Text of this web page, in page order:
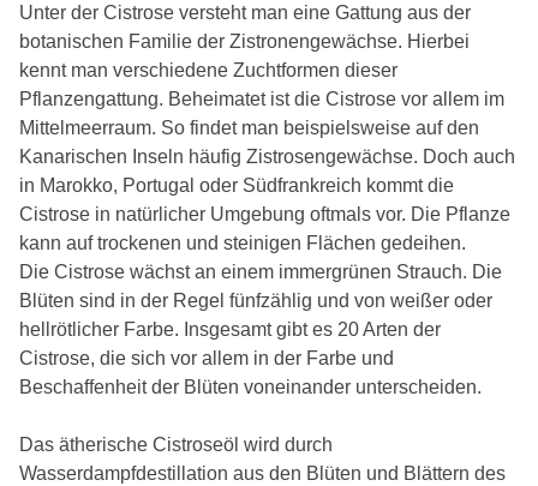
Unter der Cistrose versteht man eine Gattung aus der
botanischen Familie der Zistronengewächse. Hierbei
kennt man verschiedene Zuchtformen dieser
Pflanzengattung. Beheimatet ist die Cistrose vor allem im
Mittelmeerraum. So findet man beispielsweise auf den
Kanarischen Inseln häufig Zistrosengewächse. Doch auch
in Marokko, Portugal oder Südfrankreich kommt die
Cistrose in natürlicher Umgebung oftmals vor. Die Pflanze
kann auf trockenen und steinigen Flächen gedeihen.
Die Cistrose wächst an einem immergrünen Strauch. Die
Blüten sind in der Regel fünfzählig und von weißer oder
hellrötlicher Farbe. Insgesamt gibt es 20 Arten der
Cistrose, die sich vor allem in der Farbe und
Beschaffenheit der Blüten voneinander unterscheiden.
Das ätherische Cistroseöl wird durch
Wasserdampfdestillation aus den Blüten und Blättern des